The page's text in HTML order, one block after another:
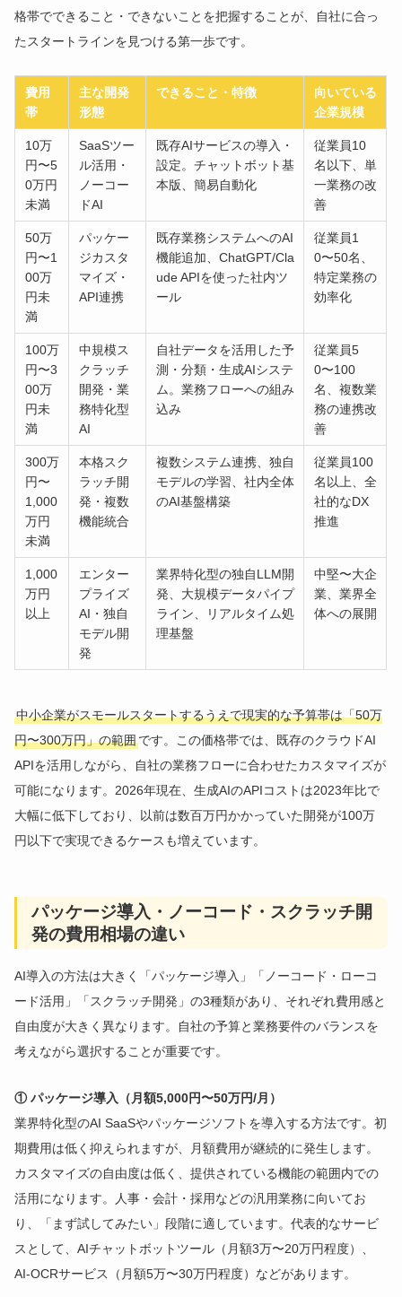
格帯でできること・できないことを把握することが、自社に合っ
たスタートラインを見つける第一歩です。
費用
帯
主な開発
形態
できること・特徴
向いている
企業規模
10万
円〜5
0万円
未満
SaaSツー
ル活用・
ノーコー
ドAI
既存AIサービスの導入・
設定。チャットボット基
本版、簡易自動化
従業員10
名以下、単
一業務の改
善
50万
円〜1
00万
円未
満
パッケー
ジカスタ
マイズ・
API連携
既存業務システムへのAI
機能追加、ChatGPT/Cla
ude APIを使った社内ツ
ール
従業員1
0〜50名、
特定業務の
効率化
100万
円〜3
00万
円未
満
中規模ス
クラッチ
開発・業
務特化型
AI
自社データを活用した予
測・分類・生成AIシステ
ム。業務フローへの組み
込み
従業員5
0〜100
名、複数業
務の連携改
善
300万
円〜
1,000
万円
未満
本格スク
ラッチ開
発・複数
機能統合
複数システム連携、独自
モデルの学習、社内全体
のAI基盤構築
従業員100
名以上、全
社的なDX
推進
1,000
万円
以上
エンター
プライズ
AI・独自
モデル開
発
業界特化型の独自LLM開
発、大規模データパイプ
ライン、リアルタイム処
理基盤
中堅〜大企
業、業界全
体への展開
中小企業がスモールスタートするうえで現実的な予算帯は「50万
円〜300万円」の範囲です。この価格帯では、既存のクラウドAI
APIを活用しながら、自社の業務フローに合わせたカスタマイズが
可能になります。2026年現在、生成AIのAPIコストは2023年比で
大幅に低下しており、以前は数百万円かかっていた開発が100万
円以下で実現できるケースも増えています。
パッケージ導入・ノーコード・スクラッチ開
発の費用相場の違い
AI導入の方法は大きく「パッケージ導入」「ノーコード・ローコ
ード活用」「スクラッチ開発」の3種類があり、それぞれ費用感と
自由度が大きく異なります。自社の予算と業務要件のバランスを
考えながら選択することが重要です。
① パッケージ導入（月額5,000円〜50万円/月）
業界特化型のAI SaaSやパッケージソフトを導入する方法です。初
期費用は低く抑えられますが、月額費用が継続的に発生します。
カスタマイズの自由度は低く、提供されている機能の範囲内での
活用になります。人事・会計・採用などの汎用業務に向いてお
り、「まず試してみたい」段階に適しています。代表的なサービ
スとして、AIチャットボットツール（月額3万〜20万円程度）、
AI-OCRサービス（月額5万〜30万円程度）などがあります。